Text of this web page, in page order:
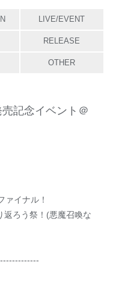
LIVE/EVENT
RELEASE
OTHER
記念イベント＠
ァイナル！
ろう祭！(悪魔召喚な